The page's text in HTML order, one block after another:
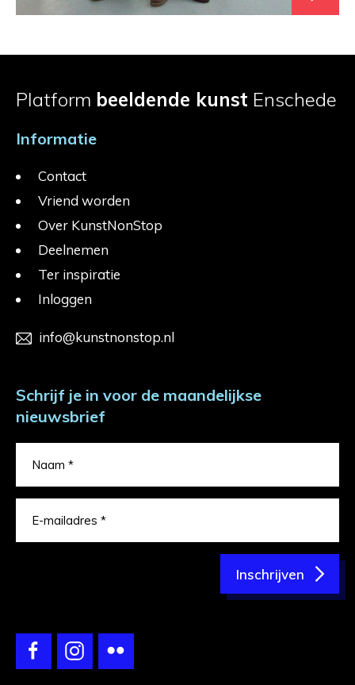
Platform beeldende kunst Enschede
Informatie
Contact
Vriend worden
Over KunstNonStop
Deelnemen
Ter inspiratie
Inloggen
info@kunstnonstop.nl
Schrijf je in voor de maandelijkse
nieuwsbrief
Inschrijven